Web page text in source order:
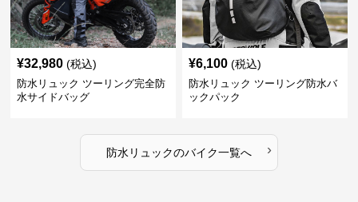
¥32,980 (税込)
防水リュック ツーリング完全防
水サイドバッグ
¥6,100 (税込)
防水リュック ツーリング防水バ
ックパック
防水リュックのバイク一覧へ ›